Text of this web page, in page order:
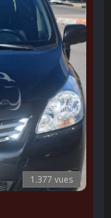
1.377 vues